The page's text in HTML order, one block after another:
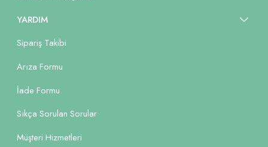
YARDIM
Sipariş Takibi
Arıza Formu
İade Formu
Sıkça Sorulan Sorular
Müşteri Hizmetleri